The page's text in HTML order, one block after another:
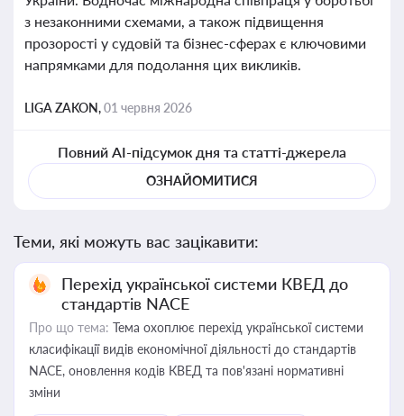
з незаконними схемами, а також підвищення
прозорості у судовій та бізнес-сферах є ключовими
напрямками для подолання цих викликів.
LIGA ZAKON,01 червня 2026
Повний AI-підсумок дня та статті-джерела
ОЗНАЙОМИТИСЯ
Теми, які можуть вас зацікавити:
Перехід української системи КВЕД до
стандартів NACE
Про що тема: Тема охоплює перехід української системи
класифікації видів економічної діяльності до стандартів
NACE, оновлення кодів КВЕД та пов'язані нормативні
зміни